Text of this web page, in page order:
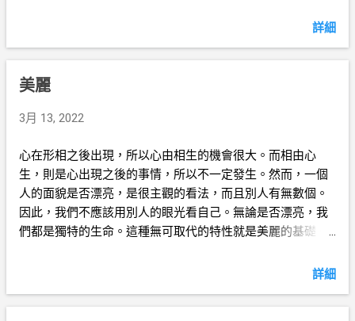
詳細
美麗
3月 13, 2022
心在形相之後出現，所以心由相生的機會很大。而相由心
生，則是心出現之後的事情，所以不一定發生。然而，一個
人的面貌是否漂亮，是很主觀的看法，而且別人有無數個。
因此，我們不應該用別人的眼光看自己。無論是否漂亮，我
們都是獨特的生命。這種無可取代的特性就是美麗的基礎。
要有美麗的靈魂，我們就能看到所有生命都美麗。這當然包
詳細